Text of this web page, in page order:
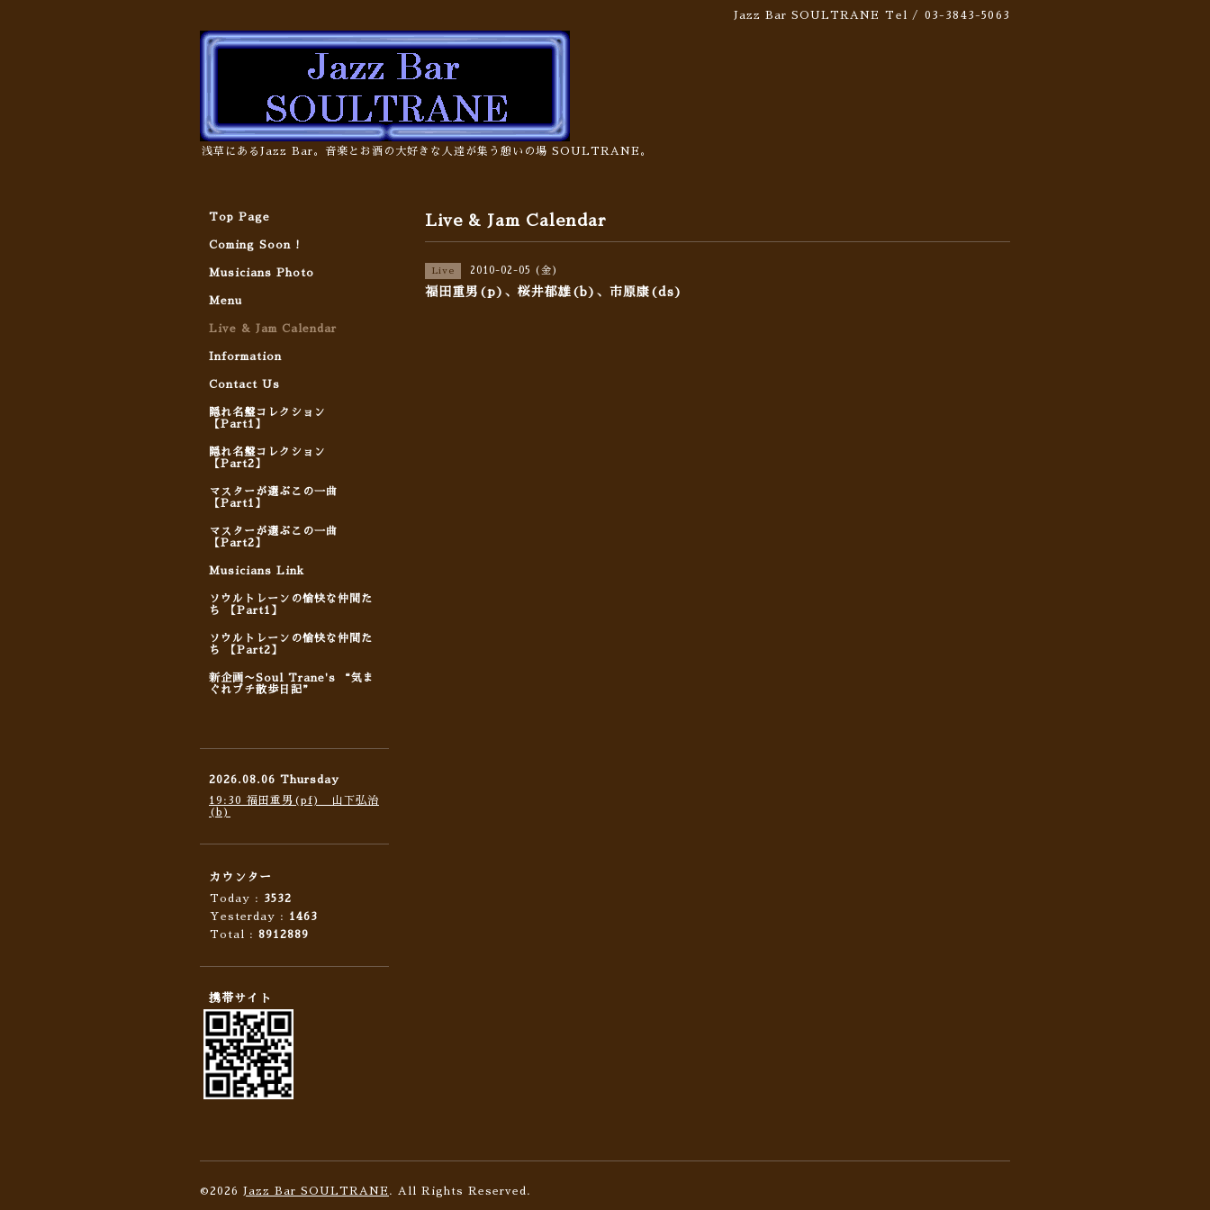
Jazz Bar SOULTRANE Tel / 03-3843-5063
浅草にあるJazz Bar。音楽とお酒の大好きな人達が集う憩いの場 SOULTRANE。
Live & Jam Calendar
Live 2010-02-05 (金)
福田重男(p)、桜井郁雄(b)、市原康(ds)
Top Page
Coming Soon !
Musicians Photo
Menu
Live & Jam Calendar
Information
Contact Us
隠れ名盤コレクション
【Part1】
隠れ名盤コレクション
【Part2】
マスターが選ぶこの一曲
【Part1】
マスターが選ぶこの一曲
【Part2】
Musicians Link
ソウルトレーンの愉快な仲間た
ち 【Part1】
ソウルトレーンの愉快な仲間た
ち 【Part2】
新企画〜Soul Trane's “気ま
ぐれプチ散歩日記”
2026.08.06 Thursday
19:30 福田重男(pf) 山下弘治
(b)
カウンター
Today : 3532
Yesterday : 1463
Total : 8912889
携帯サイト
©2026 Jazz Bar SOULTRANE . All Rights Reserved.